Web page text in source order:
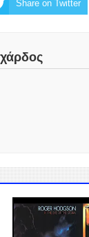
Share on Twitter